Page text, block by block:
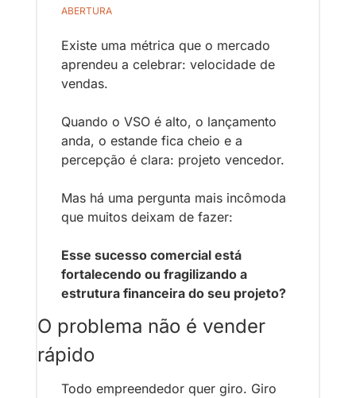
ABERTURA
Existe uma métrica que o mercado
aprendeu a celebrar: velocidade de
vendas.
Quando o VSO é alto, o lançamento
anda, o estande fica cheio e a
percepção é clara: projeto vencedor.
Mas há uma pergunta mais incômoda
que muitos deixam de fazer:
Esse sucesso comercial está
fortalecendo ou fragilizando a
estrutura financeira do seu projeto?
O problema não é vender
rápido
Todo empreendedor quer giro. Giro